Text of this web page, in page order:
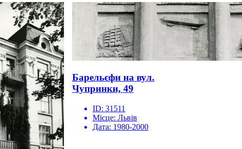
Барельєфи на вул.
Чупринки, 49
ID: 31511
Місце: Львів
Дата: 1980-2000